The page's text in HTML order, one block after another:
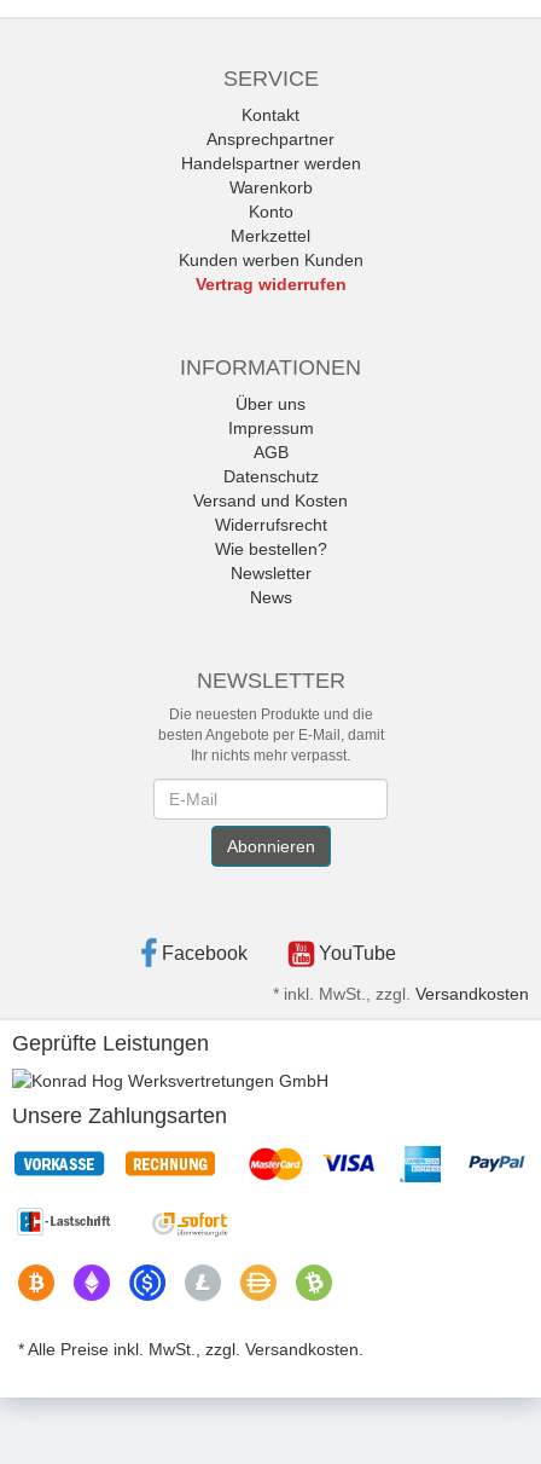
SERVICE
Kontakt
Ansprechpartner
Handelspartner werden
Warenkorb
Konto
Merkzettel
Kunden werben Kunden
Vertrag widerrufen
INFORMATIONEN
Über uns
Impressum
AGB
Datenschutz
Versand und Kosten
Widerrufsrecht
Wie bestellen?
Newsletter
News
NEWSLETTER
Die neuesten Produkte und die
besten Angebote per E-Mail, damit
Ihr nichts mehr verpasst.
Abonnieren
Facebook YouTube
* inkl. MwSt., zzgl. Versandkosten
Geprüfte Leistungen
Unsere Zahlungsarten
* Alle Preise inkl. MwSt., zzgl. Versandkosten.